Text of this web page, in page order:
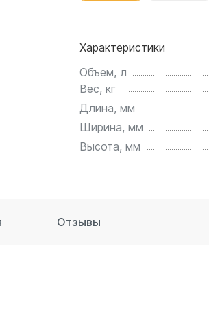
Характеристики
Объем, л
Вес, кг
Длина, мм
Ширина, мм
Высота, мм
Отзывы